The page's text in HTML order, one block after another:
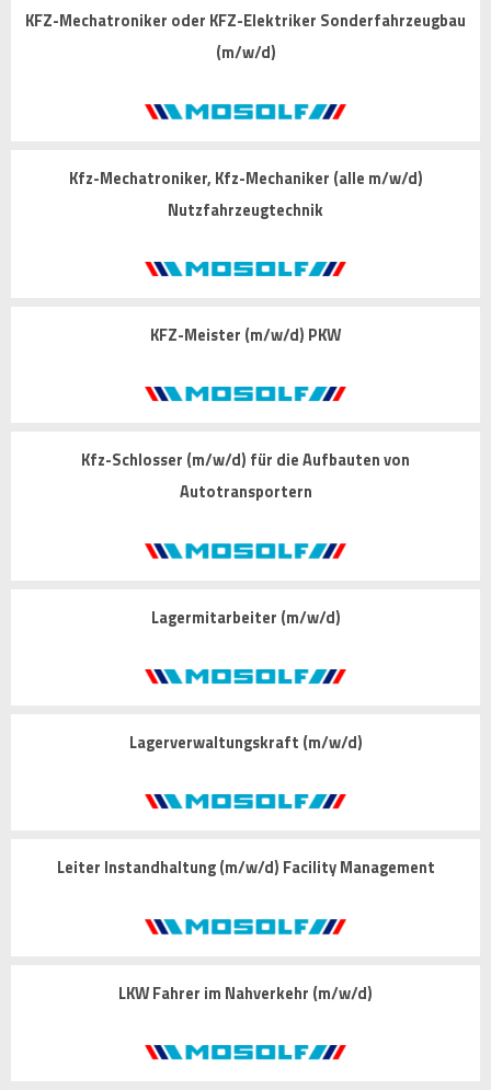
KFZ-Mechatroniker oder KFZ-Elektriker Sonderfahrzeugbau
(m/w/d)
Kfz-Mechatroniker, Kfz-Mechaniker (alle m/w/d)
Nutzfahrzeugtechnik
KFZ-Meister (m/w/d) PKW
Kfz-Schlosser (m/w/d) für die Aufbauten von
Autotransportern
Lagermitarbeiter (m/w/d)
Lagerverwaltungskraft (m/w/d)
Leiter Instandhaltung (m/w/d) Facility Management
LKW Fahrer im Nahverkehr (m/w/d)